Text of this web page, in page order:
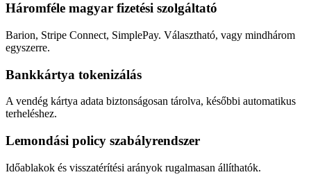
Háromféle magyar fizetési szolgáltató
Barion, Stripe Connect, SimplePay. Választható, vagy mindhárom
egyszerre.
Bankkártya tokenizálás
A vendég kártya adata biztonságosan tárolva, későbbi automatikus
terheléshez.
Lemondási policy szabályrendszer
Időablakok és visszatérítési arányok rugalmasan állíthatók.